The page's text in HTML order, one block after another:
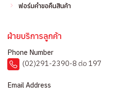
ฟอร์มคำขอคืนสินค้า
ฝ่ายบริการลูกค้า
Phone Number
(02)291-2390-8 ต่อ 197
Email Address